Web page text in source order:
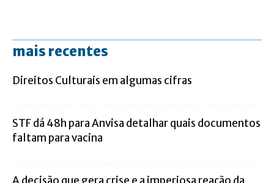
mais recentes
Direitos Culturais em algumas cifras
STF dá 48h para Anvisa detalhar quais documentos
faltam para vacina